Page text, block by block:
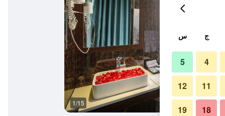
1/15
ج س
4
5
11
12
18
19